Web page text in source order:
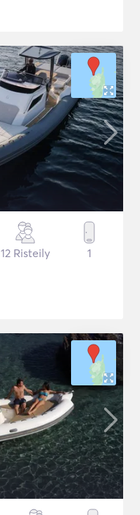
12 Risteily 1